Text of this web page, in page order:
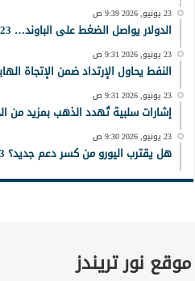
23 يونيو, 2026 9:39 ص
الدولار يواصل الضغط على الباوند… 23-6-2026
23 يونيو, 2026 9:31 ص
النفط يحاول الإرتداد ضمن الإتجاة الهابط 23-6-
23 يونيو, 2026 9:31 ص
إشارات سلبية تُهدد الذهب بمزيد من الخسائر
23 يونيو, 2026 9:30 ص
هل يقترب اليورو من كسر دعم جديد؟ 23-6-2026
موقع نور تريندز